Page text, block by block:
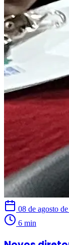
08 de agosto
6 min